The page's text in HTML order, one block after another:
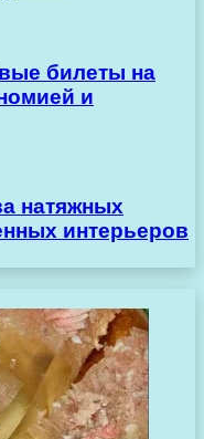
билеты на
и
натяжных
интерьеров